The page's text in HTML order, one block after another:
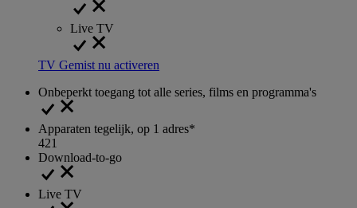
Live TV
TV Gemist nu activeren
Onbeperkt toegang tot alle series, films en programma's
Apparaten tegelijk, op 1 adres*
421
Download-to-go
Live TV